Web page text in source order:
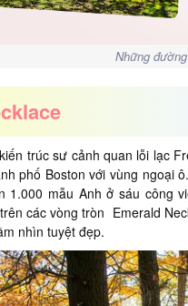
Những
​​trúc sư cảnh quan lỗi lạc
phố Boston với vùng ngoại
1.000 mẫu Anh ở sáu công
các vòng tròn Emerald
nhìn tuyệt đẹp.